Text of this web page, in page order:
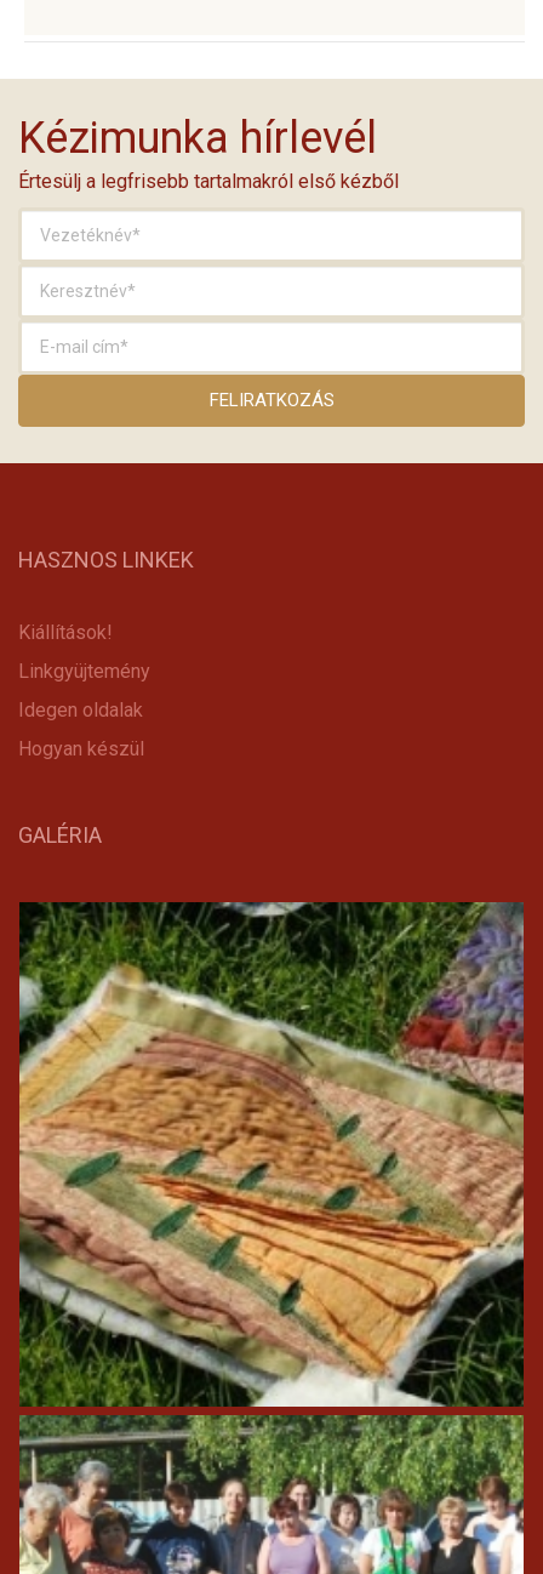
Kézimunka hírlevél
Értesülj a legfrisebb tartalmakról első kézből
HASZNOS LINKEK
Kiállítások!
Linkgyüjtemény
Idegen oldalak
Hogyan készül
GALÉRIA